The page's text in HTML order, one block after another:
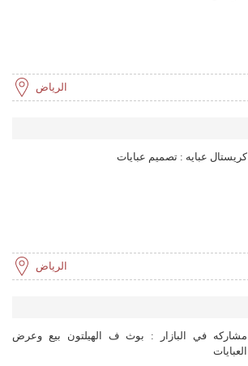
الرياض
كريستال عبايه : تصميم عبايات
الرياض
مشاركه في البازار : بوث ف الهيلتون بيع وعرض
العبايات